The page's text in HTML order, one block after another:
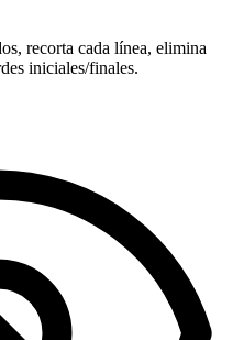
recorta cada línea, elimina
iniciales/finales.